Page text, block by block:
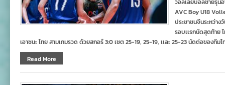
วอลเลย์บอลชายรุ่น
AVC Boy U18
ประชาชนจีนระหว่าง
รอบเเรกนัดสุดท้าย
เอาชนะ ไทย สามเกมรวด ด้วยสกอร์ 3:0 เซต 25-19, 25-19, เเละ 25-23 นัดต่อของที
Read More